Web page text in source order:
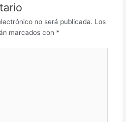
no será publicada. Los
marcados con *